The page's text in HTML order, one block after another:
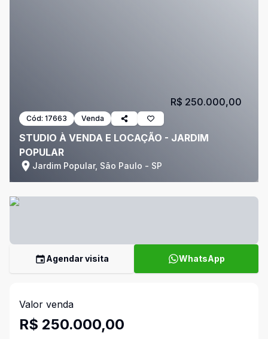
Cód: 17663 Venda
STUDIO À VENDA E LOCAÇÃO - JARDIM
POPULAR
Jardim Popular, São Paulo - SP
R$ 250.000,00
Agendar visita WhatsApp
Valor venda
R$ 250.000,00